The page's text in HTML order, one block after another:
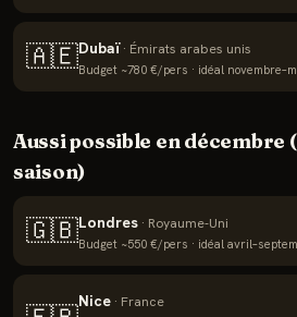
🇦🇪Dubaï· Émirats arabes unis
Budget ~780 €/pers · idéal
Aussi possible endécembre
saison)
🇬🇧Londres · Royaume-Uni
Budget ~550 €/pers · idéal
Nice · France